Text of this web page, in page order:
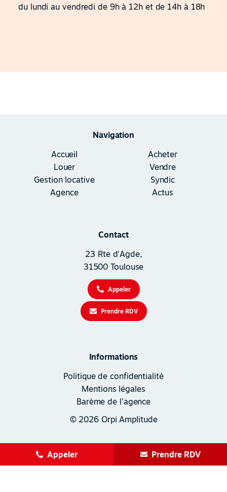
du lundi au vendredi de 9h à 12h et de 14h à 18h
Navigation
Accueil
Acheter
Louer
Vendre
Gestion locative
Syndic
Agence
Actus
Contact
23 Rte d'Agde,
31500 Toulouse
Appeler
Prendre RDV
Informations
Politique de confidentialité
Mentions légales
Barème de l'agence
© 2026 Orpi Amplitude
Appeler Prendre RDV